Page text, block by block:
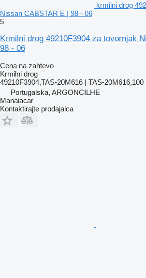
krmilni drog
Nissan CABSTAR E | 98 - 06
5
Krmilni drog 49210F3904 za tovornjak
98 - 06
Cena na zahtevo
Krmilni drog
49210F3904,TAS-20M616 | TAS-20M616,100
Portugalska, ARGONCILHE
Manaiacar
Kontaktirajte prodajalca